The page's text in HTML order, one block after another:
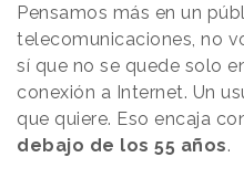
Pensamos más en un
telecomunicaciones, no
sí que no se quede solo
conexión a Internet. Un
que quiere. Eso encaja
debajo de los 55 años.